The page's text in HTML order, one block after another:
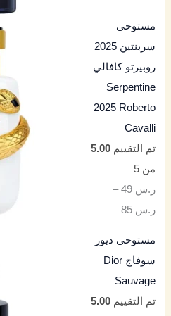
مستوحى
سربنتين 2025
روبيرتو كافالي
Serpentine
2025 Roberto
Cavalli
تم التقييم5.00
من 5
ر.س 49
–
ر.س 85
مستوحى ديور
سوفاج Dior
Sauvage
تم التقييم5.00